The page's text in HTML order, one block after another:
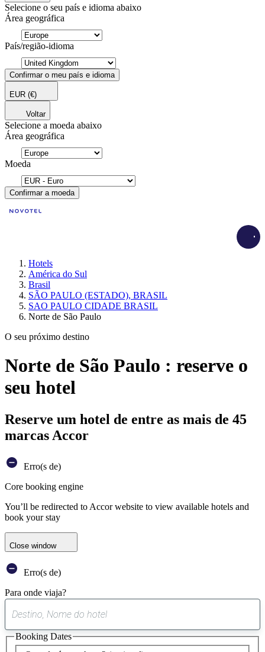
Selecione o seu país e idioma abaixo
Área geográfica
País/região-idioma
Confirmar o meu país e idioma
EUR (€)
Voltar
Selecione a moeda abaixo
Área geográfica
Moeda
Confirmar a moeda
Hotels
América do Sul
Brasil
SÃO PAULO (ESTADO), BRASIL
SAO PAULO CIDADE BRASIL
Norte de São Paulo
O seu próximo destino
Norte de São Paulo : reserve o
seu hotel
Reserve um hotel de entre as mais de 45
marcas Accor
Erro(s de)
Core booking engine
You’ll be redirected to Accor website to view available hotels and
book your stay
Close window
Erro(s de)
Para onde viaja?
sugestão
encontrada
Booking Dates